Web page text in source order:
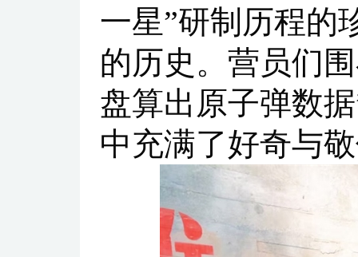
一星”研制历程的
的历史。营员们
盘算出原子弹数
中充满了好奇与